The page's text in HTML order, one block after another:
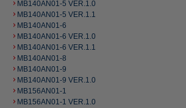
MB140AN01-5 VER.1.0
MB140AN01-5 VER.1.1
MB140AN01-6
MB140AN01-6 VER.1.0
MB140AN01-6 VER.1.1
MB140AN01-8
MB140AN01-9
MB140AN01-9 VER.1.0
MB156AN01-1
MB156AN01-1 VER.1.0